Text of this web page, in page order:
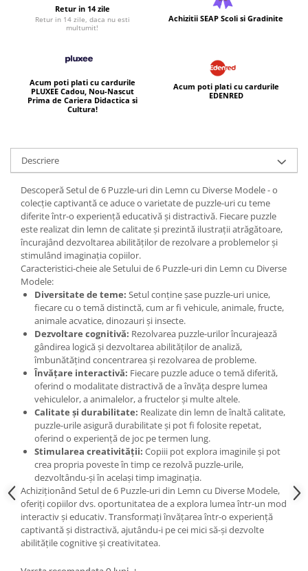
Retur in 14 zile
Retur in 14 zile, daca nu esti
multumit!
Achizitii SEAP Scoli si Gradinite
Acum poti plati cu cardurile
PLUXEE Cadou, Nou-Nascut
Prima de Cariera Didactica si
Cultura!
Acum poti plati cu cardurile
EDENRED
Descriere
Descoperă Setul de 6 Puzzle-uri din Lemn cu Diverse Modele - o
colecție captivantă ce aduce o varietate de puzzle-uri cu teme
diferite într-o experiență educativă și distractivă. Fiecare puzzle
este realizat din lemn de calitate și prezintă ilustrații atrăgătoare,
încurajând dezvoltarea abilităților de rezolvare a problemelor și
stimulând imaginația copiilor.
Caracteristici-cheie ale Setului de 6 Puzzle-uri din Lemn cu Diverse
Modele:
Diversitate de teme: Setul conține șase puzzle-uri unice,
fiecare cu o temă distinctă, cum ar fi vehicule, animale, fructe,
animale acvatice, dinozauri și insecte.
Dezvoltare cognitivă: Rezolvarea puzzle-urilor încurajează
gândirea logică și dezvoltarea abilităților de analiză,
îmbunătățind concentrarea și rezolvarea de probleme.
Învățare interactivă: Fiecare puzzle aduce o temă diferită,
oferind o modalitate distractivă de a învăța despre lumea
vehiculelor, a animalelor, a fructelor și multe altele.
Calitate și durabilitate: Realizate din lemn de înaltă calitate,
puzzle-urile asigură durabilitate și pot fi folosite repetat,
oferind o experiență de joc pe termen lung.
Stimularea creativității: Copiii pot explora imaginile și pot
crea propria poveste în timp ce rezolvă puzzle-urile,
dezvoltându-și în același timp imaginația.
Achiziționând Setul de 6 Puzzle-uri din Lemn cu Diverse Modele,
oferiți copiilor dvs. oportunitatea de a explora lumea într-un mod
interactiv și educativ. Transformați învățarea într-o experiență
captivantă și distractivă, ajutându-i pe cei mici să-și dezvolte
abilitățile cognitive și creativitatea.